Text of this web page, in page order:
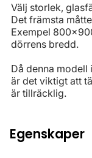
Välj storlek,
Det främsta
Exempel
dörrens bredd.
Då denna
är det viktigt att
är tillräcklig.
Egenskaper